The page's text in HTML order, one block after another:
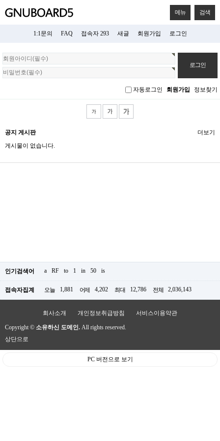
메뉴 검색
1:1문의 FAQ 접속자 293 새글 회원가입 로그인
회
원
로
자동로그인 회원가입 정보찾기
공지 게시판
게시물이 없습니다.
더보기
인기검색어 a RF to 1 in 50 is
접속자집계 오늘 1,881 어제 4,202 최대 12,786 전체 2,036,143
회사소개 개인정보취급방침 서비스이용약관
Copyright © 소유하신 도메인. All rights reserved.
상단으로
PC 버전으로 보기